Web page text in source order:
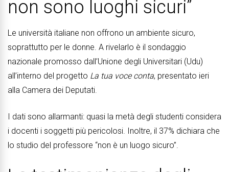
non sono luoghi sicuri”
Le università italiane non offrono un ambiente sicuro,
soprattutto per le donne. A rivelarlo è il sondaggio
nazionale promosso dall’Unione degli Universitari (Udu)
all’interno del progetto La tua voce conta, presentato ieri
alla Camera dei Deputati.
I dati sono allarmanti: quasi la metà degli studenti considera
i docenti i soggetti più pericolosi. Inoltre, il 37% dichiara che
lo studio del professore “non è un luogo sicuro”.